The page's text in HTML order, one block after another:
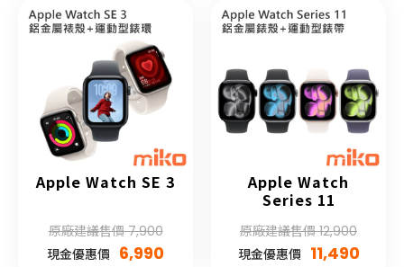
Apple Watch SE 3
原廠建議售價 7,900
現金優惠價 6,990
Apple Watch
Series 11
原廠建議售價 12,900
現金優惠價 11,490